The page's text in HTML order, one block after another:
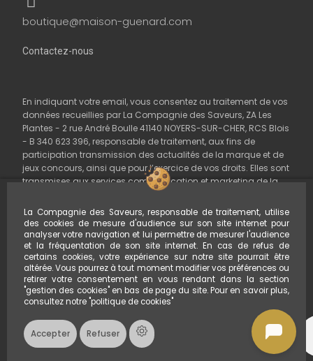
La Compagnie des Saveurs, responsable de traitement, utilise
des cookies de mesure d'audience sur son site internet pour
analyser votre navigation et lui permettre de mesurer l'audience
et la fréquentation de son site internet. En cas de refus de
certains cookies, votre expérience sur notre site pourrait être
altérée. Vous pourrez à tout moment modifier vos préférences ou
retirer votre consentement en vous rendant dans la section
"gestion des cookies" en bas de page du site. Pour en savoir plus,
consultez notre "politique de cookies"
Accepter Refuser
boutique@maison-guenard.com
Contactez-nous
En indiquant votre email, vous consentez au traitement de vos
données recueillies par La Compagnie des Saveurs, ZA Les
Plantes - 2 rue André Boulle 41140 NOYERS-SUR-CHER, RCS Blois
- B 340 623 396, responsable de traitement, aux fins de
participation transmission des actualités de la marque et de
jeux concours, ainsi que pour l’exercice de vos droits. Elles sont
transmises aux services communication et marketing de la
contact ou une durée plus importante lorsque les obligations
légales l’imposent. Vous pouvez exercer vos droits d’accès, de
rectification, d’effacement, d’opposition, de limitation du
traitement àgdpr@avril.com. En cas de réclamation, vous
disposez du droit de saisir la CNIL.